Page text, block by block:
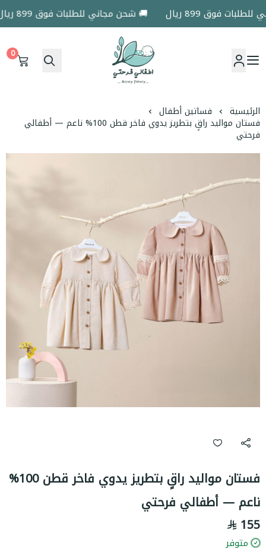
فوق 899 ريال 🚚 شحن مجاني للطلبات فوق 899 ريال
اطفالي فرحتي
0
الرئيسية فساتين أطفال
فستان مواليد راقٍ بتطريز يدوي فاخر قطن 100% ناعم — أطفالي
فرحتي
فستان مواليد راقٍ بتطريز يدوي فاخر قطن 100%
ناعم — أطفالي فرحتي
155
متوفر